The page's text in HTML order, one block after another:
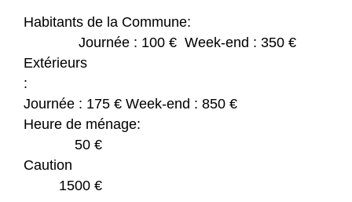
Habitants de la Commune:
Journée : 100 € Week-end : 350 €
Extérieurs
:
Journée : 175 € Week-end : 850 €
Heure de ménage:
50 €
Caution
1500 €